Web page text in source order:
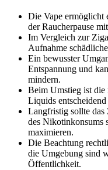
Die Vape ermöglicht
der Raucherpause
Im Vergleich zur
Aufnahme
Ein bewusster
Entspannung und
mindern.
Beim Umstieg ist die
Liquids
Langfristig sollte das
des Nikotinkonsums
maximieren.
Die Beachtung
die Umgebung sind
Öffentlichkeit.